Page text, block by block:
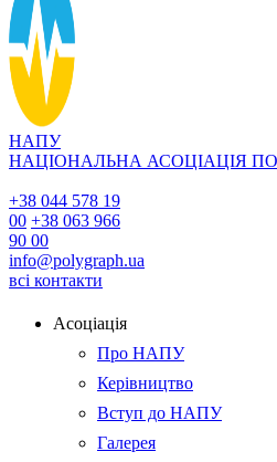
НАПУ
НАЦІОНАЛЬНА АСОЦІАЦІЯ
+38 044 578 19
00 +38 063 966
90 00
info@polygraph.ua
всі контакти
Асоціація
Про НАПУ
Керівництво
Вступ до НАПУ
Галерея